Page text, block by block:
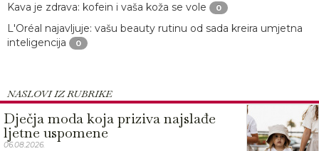
Kava je zdrava: kofein i vaša koža se vole 0
L'Oréal najavljuje: vašu beauty rutinu od sada kreira umjetna
inteligencija
0
NASLOVI IZ RUBRIKE
Dječja moda koja priziva najslađe
ljetne uspomene
06.08.2026.